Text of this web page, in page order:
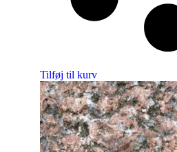
Tilføj til kurv